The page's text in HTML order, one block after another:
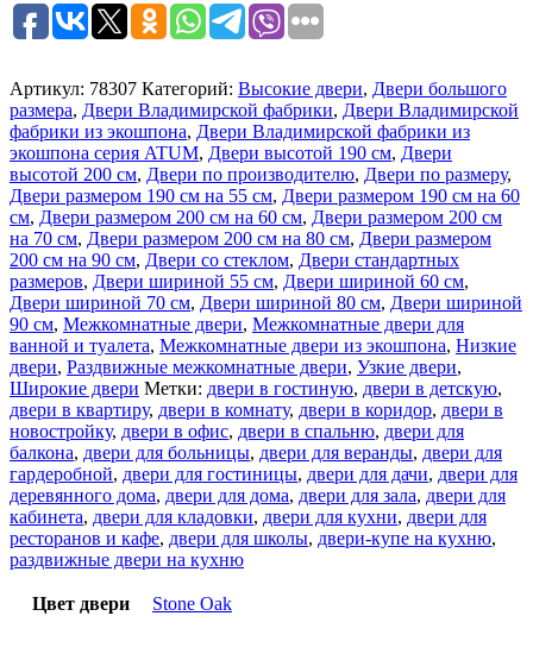
Артикул: 78307 Категорий: Высокие двери, Двери большого
размера, Двери Владимирской фабрики, Двери Владимирской
фабрики из экошпона, Двери Владимирской фабрики из
экошпона серия ATUM, Двери высотой 190 см, Двери
высотой 200 см, Двери по производителю, Двери по размеру,
Двери размером 190 см на 55 см, Двери размером 190 см на 60
см, Двери размером 200 см на 60 см, Двери размером 200 см
на 70 см, Двери размером 200 см на 80 см, Двери размером
200 см на 90 см, Двери со стеклом, Двери стандартных
размеров, Двери шириной 55 см, Двери шириной 60 см,
Двери шириной 70 см, Двери шириной 80 см, Двери шириной
90 см, Межкомнатные двери, Межкомнатные двери для
ванной и туалета, Межкомнатные двери из экошпона, Низкие
двери, Раздвижные межкомнатные двери, Узкие двери,
Широкие двери Метки: двери в гостиную, двери в детскую,
двери в квартиру, двери в комнату, двери в коридор, двери в
новостройку, двери в офис, двери в спальню, двери для
балкона, двери для больницы, двери для веранды, двери для
гардеробной, двери для гостиницы, двери для дачи, двери для
деревянного дома, двери для дома, двери для зала, двери для
кабинета, двери для кладовки, двери для кухни, двери для
ресторанов и кафе, двери для школы, двери-купе на кухню,
раздвижные двери на кухню
Цвет двери Stone Oak